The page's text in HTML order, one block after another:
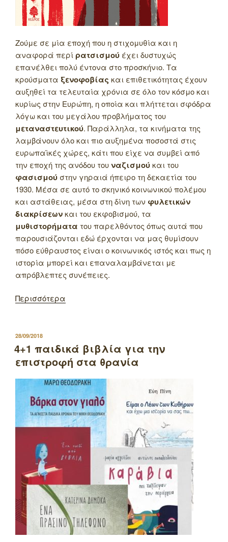
Ζούμε σε μία εποχή που η στιχομυθία και η
αναφορά περί ρατσισμού έχει δυστυχώς
επανέλθει πολύ έντονα στο προσκήνιο. Τα
κρούσματα ξενοφοβίας και επιθετικότητας έχουν
αυξηθεί τα τελευταία χρόνια σε όλο τον κόσμο και
κυρίως στην Ευρώπη, η οποία και πλήττεται σφόδρα
λόγω και του μεγάλου προβλήματος του
μεταναστευτικού. Παράλληλα, τα κινήματα της
λαμβάνουν όλο και πιο αυξημένα ποσοστά στις
ευρωπαϊκές χώρες, κάτι που είχε να συμβεί από
την εποχή της ανόδου τουναζισμούκαι του
φασισμού στην γηραιά ήπειρο τη δεκαετία του
1930. Μέσα σε αυτό το σκηνικό κοινωνικού πολέμου
και αστάθειας, μέσα στη δίνη των φυλετικών
διακρίσεωνκαι του εκφοβισμού, τα
μυθιστορήματα του παρελθόντος όπως αυτά που
παρουσιάζονται εδώ έρχονται να μας θυμίσουν
πόσο εύθραυστος είναι ο κοινωνικός ιστός και πως η
ιστορία μπορεί και επαναλαμβάνεται με
απρόβλεπτες συνέπειες.
Περισσότερα
ΔΗΜΟΣΙΕΥΤΗΚΕ
ΣΤΙΣ
28/09/2018
4+1 παιδικά βιβλία για την
επιστροφή στα θρανία